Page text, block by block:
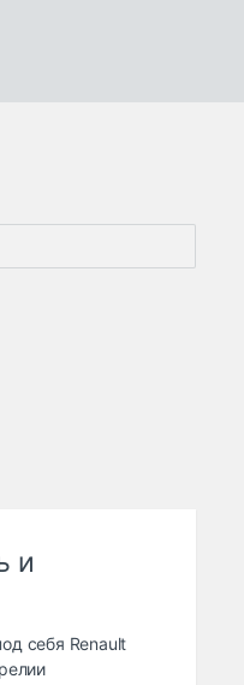
и
себя Renault